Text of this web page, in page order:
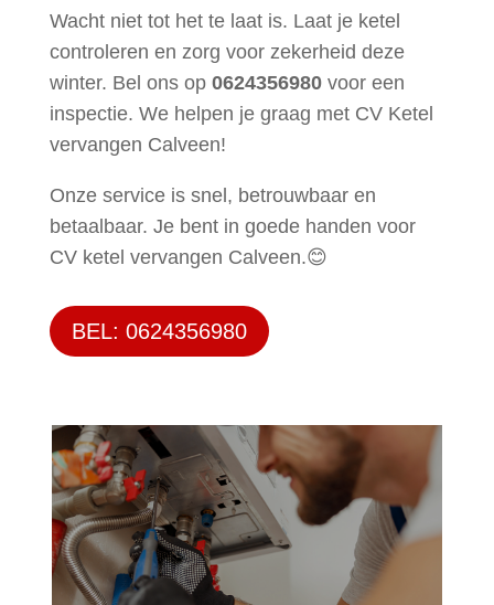
Wacht niet tot het te laat is. Laat je ketel
controleren en zorg voor zekerheid deze
winter. Bel ons op 0624356980voor een
inspectie. We helpen je graag met CV Ketel
vervangen Calveen!
Onze service is snel, betrouwbaar en
betaalbaar. Je bent in goede handen voor
CV ketel vervangen Calveen.😊
BEL: 0624356980